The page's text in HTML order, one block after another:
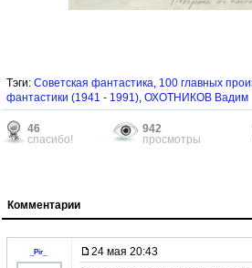
Тэги: Советская фантастика, 100 главных
фантастики (1941 - 1991), ОХОТНИКОВ Вадим
46
спасибо!
942
просмотры
Комментарии
_Pir_ 24 мая 20:43